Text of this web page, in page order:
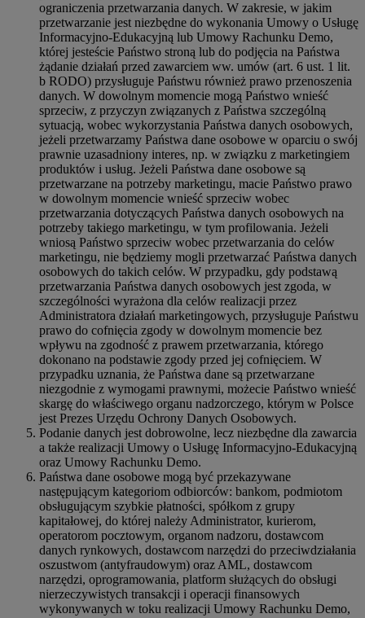
ograniczenia przetwarzania danych. W zakresie, w jakim
przetwarzanie jest niezbędne do wykonania Umowy o Usługę
Informacyjno-Edukacyjną lub Umowy Rachunku Demo,
której jesteście Państwo stroną lub do podjęcia na Państwa
żądanie działań przed zawarciem ww. umów (art. 6 ust. 1 lit.
b RODO) przysługuje Państwu również prawo przenoszenia
danych. W dowolnym momencie mogą Państwo wnieść
sprzeciw, z przyczyn związanych z Państwa szczególną
sytuacją, wobec wykorzystania Państwa danych osobowych,
jeżeli przetwarzamy Państwa dane osobowe w oparciu o swój
prawnie uzasadniony interes, np. w związku z marketingiem
produktów i usług. Jeżeli Państwa dane osobowe są
przetwarzane na potrzeby marketingu, macie Państwo prawo
w dowolnym momencie wnieść sprzeciw wobec
przetwarzania dotyczących Państwa danych osobowych na
potrzeby takiego marketingu, w tym profilowania. Jeżeli
wniosą Państwo sprzeciw wobec przetwarzania do celów
marketingu, nie będziemy mogli przetwarzać Państwa danych
osobowych do takich celów. W przypadku, gdy podstawą
przetwarzania Państwa danych osobowych jest zgoda, w
szczególności wyrażona dla celów realizacji przez
Administratora działań marketingowych, przysługuje Państwu
prawo do cofnięcia zgody w dowolnym momencie bez
wpływu na zgodność z prawem przetwarzania, którego
dokonano na podstawie zgody przed jej cofnięciem. W
przypadku uznania, że Państwa dane są przetwarzane
niezgodnie z wymogami prawnymi, możecie Państwo wnieść
skargę do właściwego organu nadzorczego, którym w Polsce
jest Prezes Urzędu Ochrony Danych Osobowych.
Podanie danych jest dobrowolne, lecz niezbędne dla zawarcia
a także realizacji Umowy o Usługę Informacyjno-Edukacyjną
oraz Umowy Rachunku Demo.
Państwa dane osobowe mogą być przekazywane
następującym kategoriom odbiorców: bankom, podmiotom
obsługującym szybkie płatności, spółkom z grupy
kapitałowej, do której należy Administrator, kurierom,
operatorom pocztowym, organom nadzoru, dostawcom
danych rynkowych, dostawcom narzędzi do przeciwdziałania
oszustwom (antyfraudowym) oraz AML, dostawcom
narzędzi, oprogramowania, platform służących do obsługi
nierzeczywistych transakcji i operacji finansowych
wykonywanych w toku realizacji Umowy Rachunku Demo,